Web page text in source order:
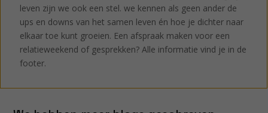
leven zijn we ook een stel. we kennen als geen ander de
ups en downs van het samen leven én hoe je dichter naar
elkaar toe kunt groeien. Een afspraak maken voor een
relatieweekend of gesprekken? Alle informatie vind je in de
footer.